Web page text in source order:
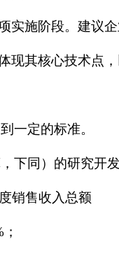
施阶段。建议
其核心技术点
一定的标准。
同）的研究开
销售收入总额